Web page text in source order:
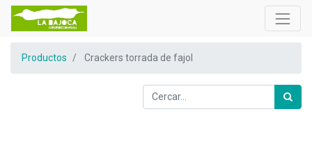
Productos Crackers torrada de fajol